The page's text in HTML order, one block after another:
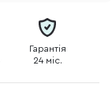
Гарантія
24 міс.